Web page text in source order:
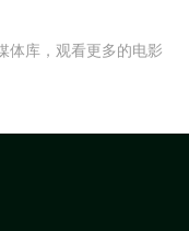
体库，观看更多的电影